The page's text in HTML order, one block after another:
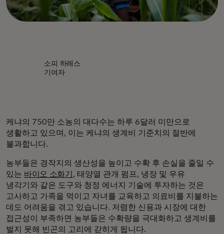
소피 하레스
기여자
케냐의 750만 소농의 대다수는 하루 6달러 미만으로
생활하고 있으며, 이는 케냐의 생계비 기준치의 절반에
불과합니다.
농부들은 경작지의 생산성을 높이고 수확 후 손실을 줄일 수
있는 바이오 소화기 , 태양열 관개 펌프, 냉장 및 우유
냉각기와 같은 도구와 청정 에너지 기술에 투자하는 것은
고사하고 가족을 먹이고 자녀를 교육하고 의료비를 지불하는
데도 어려움을 겪고 있습니다. 저렴한 신용과 시장에 대한
접근성이 부족하면 농부들은 수확량을 극대화하고 생계비를
벌지 못해 빈곤의 고리에 갇히게 됩니다.